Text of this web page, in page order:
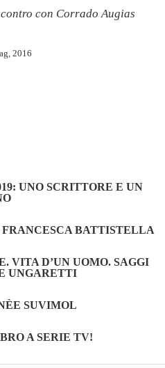
con Corrado Augias
2016
UNO SCRITTORE E UN
BATTISTELLA
VITA D’UN UOMO. SAGGI
UNGARETTI
SUVIMOL
A SERIE TV!